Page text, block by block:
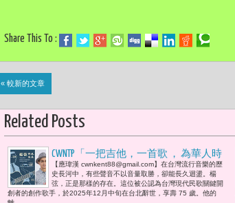
Share This To :
« 較新的文章
Related Posts
CWNTP「一把吉他，一首歌 ， 為華人時
代定音。發音的覺醒，讓台灣第一次唱
出真正屬於自己的歌 」-- 楊弦辭世， 是
現代民歌起點回顧，亦是未完待續的文
【應瑋漢 cwnkent88@gmail.com】在台灣流行音樂的歷
史長河中，有些聲音不以音量取勝，卻能長久迴盪。楊
弦，正是那樣的存在。這位被公認為台灣現代民歌關鍵開
創者的創作歌手，於2025年12月中旬在台北辭世，享壽 75 歲。他的